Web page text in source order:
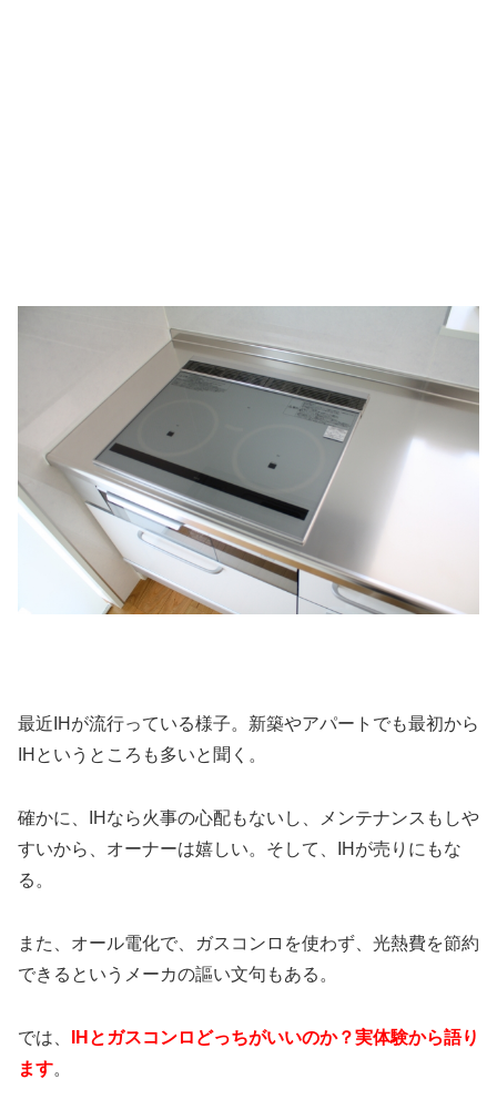
最近IHが流行っている様子。新築やアパートでも最初から
IHというところも多いと聞く。
確かに、IHなら火事の心配もないし、メンテナンスもしや
すいから、オーナーは嬉しい。そして、IHが売りにもな
る。
また、オール電化で、ガスコンロを使わず、光熱費を節約
できるというメーカの謳い文句もある。
では、
IHとガスコンロどっちがいいのか？実体験から語り
ます。